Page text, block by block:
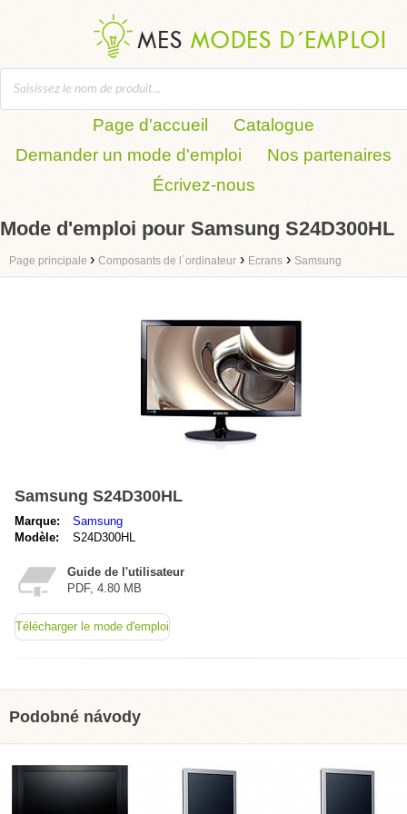
Page d'accueil
Catalogue
Demander un mode d'emploi
Nos partenaires
Écrivez-nous
Mode d'emploi pour Samsung S24D300HL
Page principale › Composants de l´ordinateur › Ecrans › Samsung
Samsung S24D300HL
Marque:
Samsung
Modèle:
S24D300HL
Guide de l'utilisateur
PDF, 4.80 MB
Télécharger le mode d'emploi
Podobné návody